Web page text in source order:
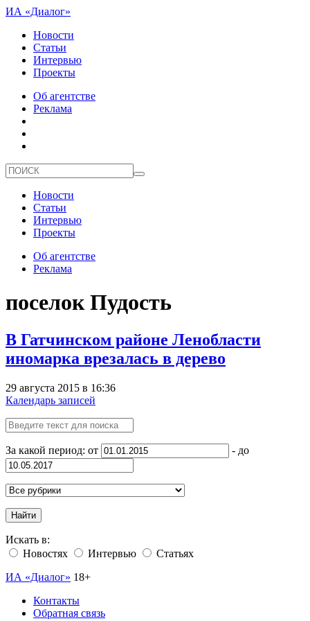
ИА «Диалог»
Новости
Статьи
Интервью
Проекты
Об агентстве
Реклама
Новости
Статьи
Интервью
Проекты
Об агентстве
Реклама
поселок Пудость
В Гатчинском районе Ленобласти
иномарка врезалась в дерево
29 августа 2015 в 16:36
Календарь записей
За какой период: от - до
Найти
Искать в:
Новостях
Интервью
Статьях
ИА «Диалог» 18+
Контакты
Обратная связь